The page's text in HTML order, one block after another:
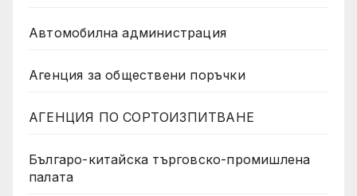
Автомобилна администрация
Агенция за обществени поръчки
АГЕНЦИЯ ПО СОРТОИЗПИТВАНЕ
Българо-китайска търговско-промишлена
палата